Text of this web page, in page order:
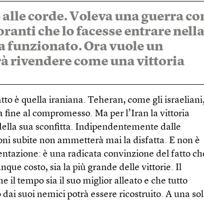
corde. Voleva una guerra
che lo facesse entrare nella
funzionato. Ora vuole un
rivendere come una vittoria
è quella iraniana. Teheran, come gli israeliani,
fine al compromesso. Ma per l’Iran la vittoria
sua sconfitta. Indipendentemente dalle
subite non ammetterà mai la disfatta. E non è
è una radicata convinzione del fatto
costo, sia la più grande delle vittorie. Il
il tempo sia il suo miglior alleato e che tutto
suoi nemici potrà essere ricostruito. A una